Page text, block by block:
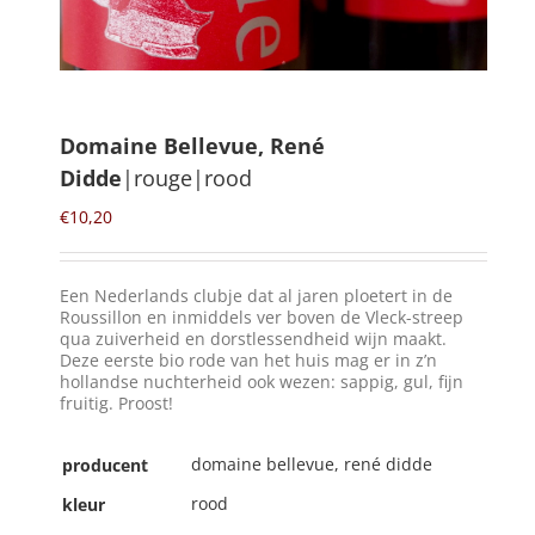
Mijn Account
Zoeken
NL
Domaine Bellevue, René
Didde |rouge|rood
€10,20
Een Nederlands clubje dat al jaren ploetert in de
Roussillon en inmiddels ver boven de Vleck-streep
qua zuiverheid en dorstlessendheid wijn maakt.
Deze eerste bio rode van het huis mag er in z’n
hollandse nuchterheid ook wezen: sappig, gul, fijn
fruitig. Proost!
producent
domaine bellevue, rené didde
kleur
rood